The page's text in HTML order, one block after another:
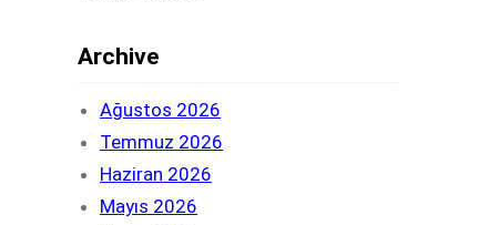
Archive
Ağustos 2026
Temmuz 2026
Haziran 2026
Mayıs 2026